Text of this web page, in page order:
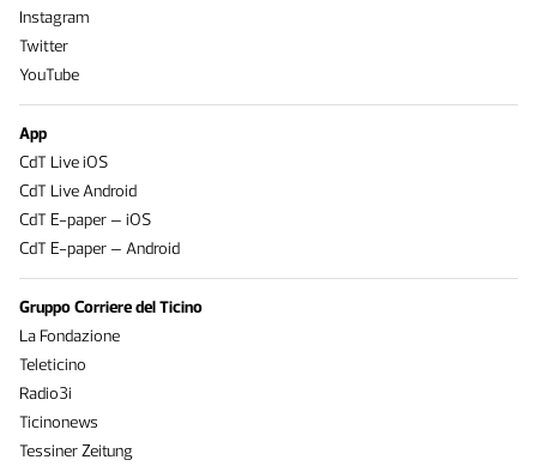
Instagram
Twitter
YouTube
App
CdT Live iOS
CdT Live Android
CdT E-paper – iOS
CdT E-paper – Android
Gruppo Corriere del Ticino
La Fondazione
Teleticino
Radio3i
Ticinonews
Tessiner Zeitung